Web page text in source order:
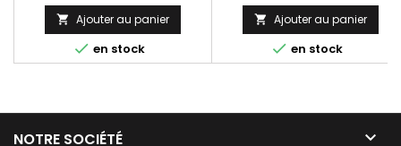
 Ajouter au panier
 en stock
 Ajouter au panier
 en stock
NOTRE SOCIÉTÉ 